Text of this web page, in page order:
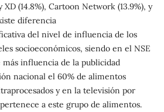
XD (14.8%), Cartoon Network (13.9%), y
diferencia
del nivel de influencia de los
socioeconómicos, siendo en el NSE
influencia de la publicidad
nacional el 60% de alimentos
y en la televisión por
a este grupo de alimentos.